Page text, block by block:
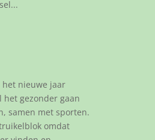
het nieuwe jaar
het gezonder gaan
samen met sporten.
omdat